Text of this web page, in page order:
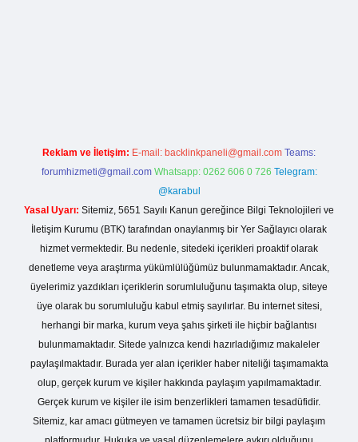
Reklam ve İletişim: E-mail: backlinkpaneli@gmail.com Teams:
forumhizmeti@gmail.com Whatsapp: 0262 606 0 726 Telegram:
@karabul
Yasal Uyarı: Sitemiz, 5651 Sayılı Kanun gereğince Bilgi Teknolojileri ve
İletişim Kurumu (BTK) tarafından onaylanmış bir Yer Sağlayıcı olarak
hizmet vermektedir. Bu nedenle, sitedeki içerikleri proaktif olarak
denetleme veya araştırma yükümlülüğümüz bulunmamaktadır. Ancak,
üyelerimiz yazdıkları içeriklerin sorumluluğunu taşımakta olup, siteye
üye olarak bu sorumluluğu kabul etmiş sayılırlar. Bu internet sitesi,
herhangi bir marka, kurum veya şahıs şirketi ile hiçbir bağlantısı
bulunmamaktadır. Sitede yalnızca kendi hazırladığımız makaleler
paylaşılmaktadır. Burada yer alan içerikler haber niteliği taşımamakta
olup, gerçek kurum ve kişiler hakkında paylaşım yapılmamaktadır.
Gerçek kurum ve kişiler ile isim benzerlikleri tamamen tesadüfidir.
Sitemiz, kar amacı gütmeyen ve tamamen ücretsiz bir bilgi paylaşım